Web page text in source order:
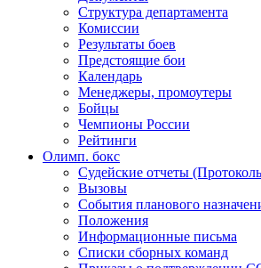
Структура департамента
Комиссии
Результаты боев
Предстоящие бои
Календарь
Менеджеры, промоутеры
Бойцы
Чемпионы России
Рейтинги
Олимп. бокс
Судейские отчеты
Вызовы
События планового
Положения
Информационные письма
Списки сборных команд